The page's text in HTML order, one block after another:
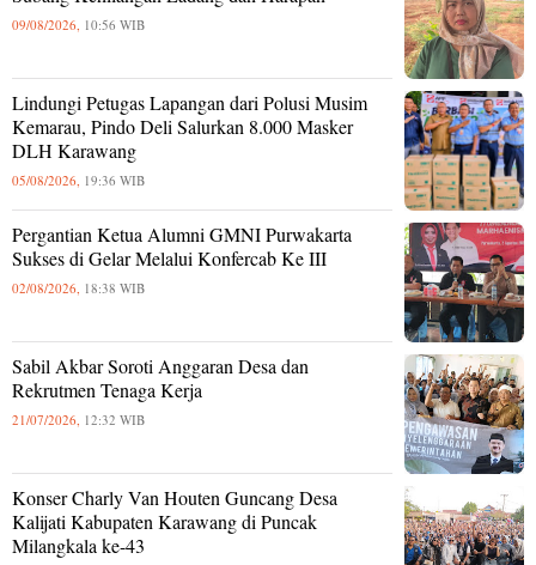
09/08/2026, 10:56 WIB
Lindungi Petugas Lapangan dari Polusi Musim
Kemarau, Pindo Deli Salurkan 8.000 Masker
DLH Karawang
05/08/2026, 19:36 WIB
Pergantian Ketua Alumni GMNI Purwakarta
Sukses di Gelar Melalui Konfercab Ke III
02/08/2026, 18:38 WIB
Sabil Akbar Soroti Anggaran Desa dan
Rekrutmen Tenaga Kerja
21/07/2026, 12:32 WIB
Konser Charly Van Houten Guncang Desa
Kalijati Kabupaten Karawang di Puncak
Milangkala ke-43